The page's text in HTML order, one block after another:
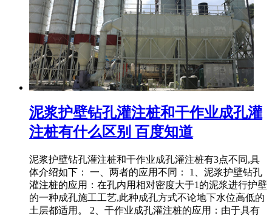
泥浆护壁钻孔灌注桩和干作业成孔灌
注桩有什么区别 百度知道
泥浆护壁钻孔灌注桩和干作业成孔灌注桩有3点不同,具
体介绍如下： 一、两者的应用不同： 1、泥浆护壁钻孔
灌注桩的应用：在孔内用相对密度大于1的泥浆进行护壁
的一种成孔施工工艺,此种成孔方式不论地下水位高低的
土层都适用。 2、干作业成孔灌注桩的应用：由于具有